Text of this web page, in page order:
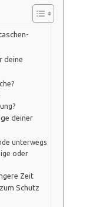
deine
deiner
unterwegs
oder
Zeit
Schutz